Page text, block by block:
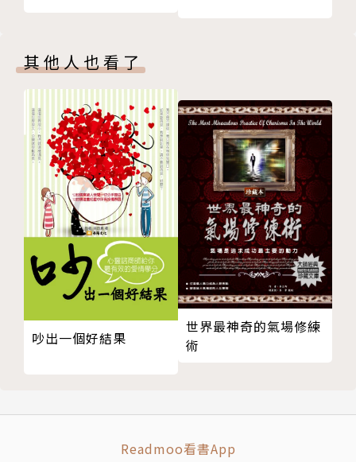
愛的進行式─體驗戀愛的苦鹹甘甜
風雨生信心，我會陪著你
吵架了怎麼辦？
— Column 4 — 給你一雙透視眼：ＤＩＳＣ
番外篇❷ 說「不」的勇氣！
Chapter 5 讓這份幸福延續
時候到了嗎？讓愛情成為永恆
別太著急！婚前想一想
謝謝你！我找到屬於自己最棒的幸福
其他人也看了
吵出一個好結果
世界最神奇的氣場修練
術
Readmoo看書App